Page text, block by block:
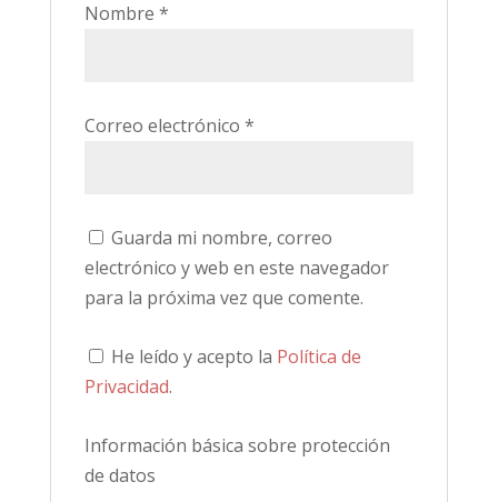
Nombre *
Correo electrónico *
Guarda mi nombre, correo
electrónico y web en este navegador
para la próxima vez que comente.
He leído y acepto la Política de
Privacidad.
Información básica sobre protección
de datos